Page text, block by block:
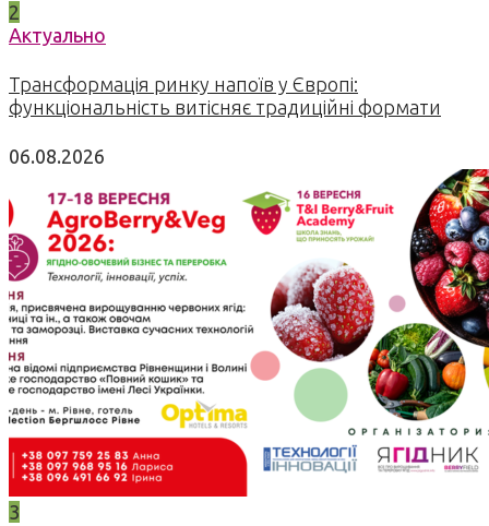
2
Актуально
Трансформація ринку напоїв у Європі:
функціональність витісняє традиційні формати
06.08.2026
3